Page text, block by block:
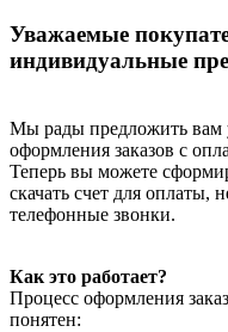
Уважаемые
индивидуальные
Мы рады предложить вам
оформления заказов с
Теперь вы можете
скачать счет для оплаты,
телефонные звонки.
Как это работает?
Процесс оформления
понятен: